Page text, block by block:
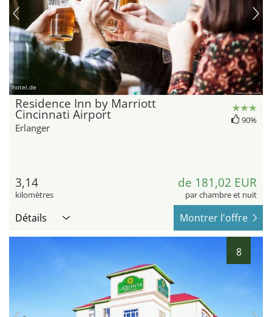
hotel.de
Residence Inn by Marriott
Cincinnati Airport
Erlanger
90%
3,14
kilomètres
de 181,02 EUR
par chambre et nuit
Détails Montrer l'offre
8